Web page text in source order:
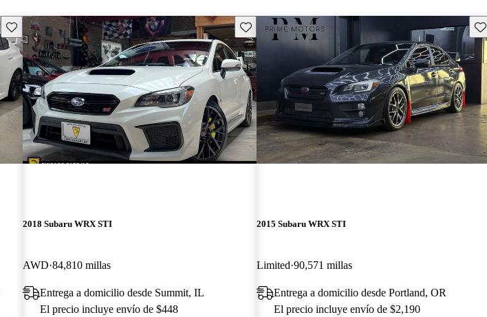
Guarda este Aviso Guarda este Aviso
2018 Subaru WRX STI
AWD 84,810 millas
Entrega a domicilio desde Summit, IL
El precio incluye envío de $448
2015 Subaru WRX STI
Limited 90,571 millas
Entrega a domicilio desde Portland, OR
El precio incluye envío de $2,190